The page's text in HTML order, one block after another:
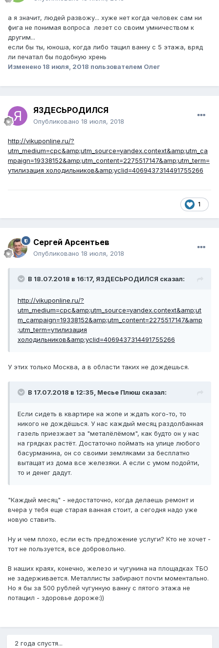
а я значит, людей развожу... хуже нет когда человек сам ни
фига не понимая вопроса лезет со своим умничеством к
другим...
если бы ты, юноша, когда либо тащил ванну с 5 этажа, вряд
ли печатал бы подобную хрень
Изменено 18 июля, 2018 пользователем Олег
ЯЗДЕСЬРОДИЛСЯ
Опубликовано 18 июля, 2018
http://vikuponline.ru/?
utm_medium=cpc&amp;utm_source=yandex.context&amp;utm_ca
mpaign=19338152&amp;utm_content=2275517147&amp;utm_term=
утилизация холодильников&amp;yclid=4069437314491755266
1
Сергей Арсентьев
Опубликовано 18 июля, 2018
В 18.07.2018 в 16:17, ЯЗДЕСЬРОДИЛСЯ сказал:
http://vikuponline.ru/?
utm_medium=cpc&amp;utm_source=yandex.context&amp;ut
m_campaign=19338152&amp;utm_content=2275517147&amp
;utm_term=утилизация
холодильников&amp;yclid=4069437314491755266
У этих только Москва, а в области таких не дождешься.
В 17.07.2018 в 12:35, Месье Плюш сказал:
Если сидеть в квартире на жопе и ждать кого-то, то
никого не дождёшься. У нас каждый месяц раздолбанная
газель приезжает за "металёлёмом", как будто он у нас
на грядках растёт. Достаточно поймать на улице любого
басурманина, он со своими земляками за бесплатно
вытащат из дома все железяки. А если с умом подойти,
то и денег дадут.
"Каждый месяц" - недостаточно, когда делаешь ремонт и
вчера у тебя еще старая ванная стоит, а сегодня надо уже
новую ставить.
Ну и чем плохо, если есть предложение услуги? Кто не хочет -
тот не пользуется, все добровольно.
В наших краях, конечно, железо и чугунина на площадках ТБО
не задерживается. Металлисты забирают почти моментально.
Но я бы за 500 рублей чугунную ванну с пятого этажа не
потащил - здоровье дороже:))
2 года спустя...